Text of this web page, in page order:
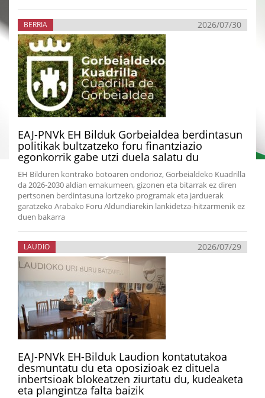
BERRIA 2026/07/30
EAJ-PNVk EH Bilduk Gorbeialdea berdintasun
politikak bultzatzeko foru finantziazio
egonkorrik gabe utzi duela salatu du
EH Bilduren kontrako botoaren ondorioz, Gorbeialdeko Kuadrilla
da 2026-2030 aldian emakumeen, gizonen eta bitarrak ez diren
pertsonen berdintasuna lortzeko programak eta jarduerak
garatzeko Arabako Foru Aldundiarekin lankidetza-hitzarmenik ez
duen bakarra
LAUDIO 2026/07/29
EAJ-PNVk EH-Bilduk Laudion kontatutakoa
desmuntatu du eta oposizioak ez dituela
inbertsioak blokeatzen ziurtatu du, kudeaketa
eta plangintza falta baizik